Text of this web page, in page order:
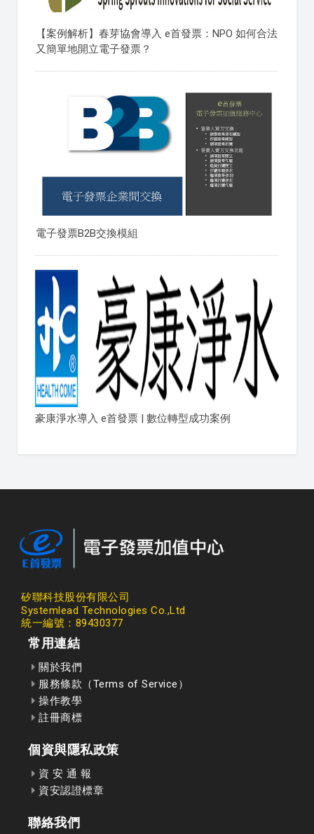
【案例解析】春芽協會導入 e首發票：NPO 如何合法
又簡單地開立電子發票？
電子發票B2B交換模組
豪康淨水導入 e首發票 | 數位轉型成功案例
矽聯科技股份有限公司
Systemlead Technologies Co.,Ltd
統一編號：89430377
常用連結
關於我們
服務條款（Terms of Service）
操作教學
註冊商標
個資與隱私政策
資 安 通 報
資安認證標章
聯絡我們